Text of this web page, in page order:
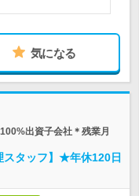
気になる
出資子会社＊残業月
スタッフ】★年休120日